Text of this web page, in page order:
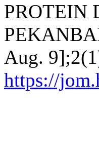
PROTEIN
Aug.
https://